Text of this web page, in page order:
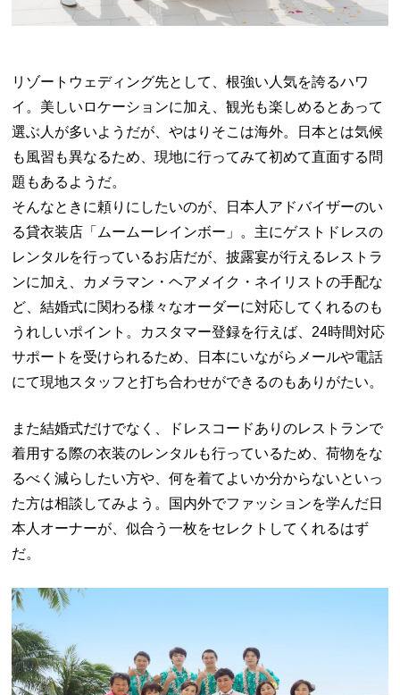
リゾートウェディング先として、根強い人気を誇るハワ
イ。美しいロケーションに加え、観光も楽しめるとあって
選ぶ人が多いようだが、やはりそこは海外。日本とは気候
も風習も異なるため、現地に行ってみて初めて直面する問
題もあるようだ。
そんなときに頼りにしたいのが、日本人アドバイザーのい
る貸衣装店「ムームーレインボー」。主にゲストドレスの
レンタルを行っているお店だが、披露宴が行えるレストラ
ンに加え、カメラマン・ヘアメイク・ネイリストの手配な
ど、結婚式に関わる様々なオーダーに対応してくれるのも
うれしいポイント。カスタマー登録を行えば、24時間対応
サポートを受けられるため、日本にいながらメールや電話
にて現地スタッフと打ち合わせができるのもありがたい。
また結婚式だけでなく、ドレスコードありのレストランで
着用する際の衣装のレンタルも行っているため、荷物をな
るべく減らしたい方や、何を着てよいか分からないといっ
た方は相談してみよう。国内外でファッションを学んだ日
本人オーナーが、似合う一枚をセレクトしてくれるはず
だ。